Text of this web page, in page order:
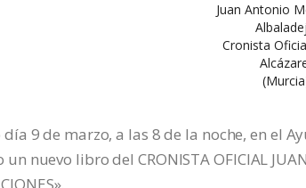
Juan Antonio
Cronista
9 de marzo, a las 8 de la noche, en el
nuevo libro del CRONISTA OFICIAL